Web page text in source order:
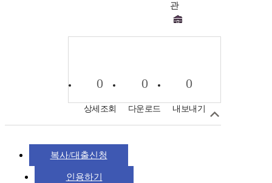
관
0
상세조회
0
다운로드
0
내보내기
복사/대출신청
인용하기